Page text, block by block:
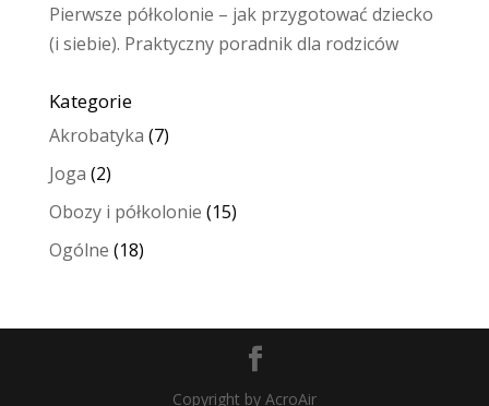
Pierwsze półkolonie – jak przygotować dziecko
(i siebie). Praktyczny poradnik dla rodziców
Kategorie
Akrobatyka (7)
Joga (2)
Obozy i półkolonie (15)
Ogólne (18)
Copyright by AcroAir